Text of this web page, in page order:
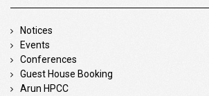
Notices
Events
Conferences
Guest House Booking
Arun HPCC